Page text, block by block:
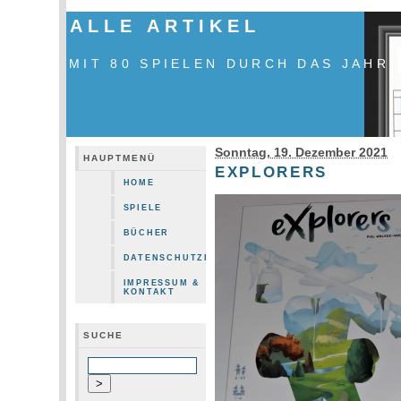
ALLE ARTIKEL
MIT 80 SPIELEN DURCH DAS JAHR
HAUPTMENÜ
HOME
SPIELE
BÜCHER
DATENSCHUTZERKLÄRUNG
IMPRESSUM &
KONTAKT
SUCHE
Sonntag, 19. Dezember 2021
EXPLORERS